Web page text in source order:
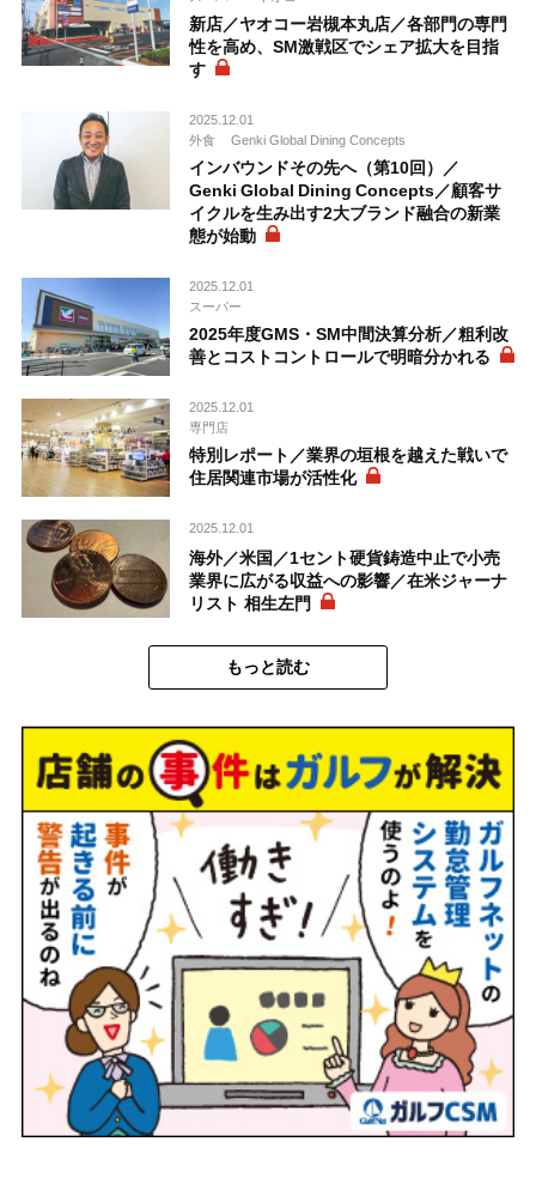
新店／ヤオコー岩槻本丸店／各部門の専門
性を高め、SM激戦区でシェア拡大を目指
す
2025.12.01
外食
Genki Global Dining Concepts
インバウンドその先へ（第10回）／
Genki Global Dining Concepts／顧客サ
イクルを生み出す2大ブランド融合の新業
態が始動
2025.12.01
スーパー
2025年度GMS・SM中間決算分析／粗利改
善とコストコントロールで明暗分かれる
2025.12.01
専門店
特別レポート／業界の垣根を越えた戦いで
住居関連市場が活性化
2025.12.01
海外／米国／1セント硬貨鋳造中止で小売
業界に広がる収益への影響／在米ジャーナ
リスト 相生左門
もっと読む